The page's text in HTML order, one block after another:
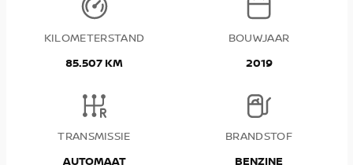
KILOMETERSTAND
85.507 KM
BOUWJAAR
2019
TRANSMISSIE
AUTOMAAT
BRANDSTOF
BENZINE